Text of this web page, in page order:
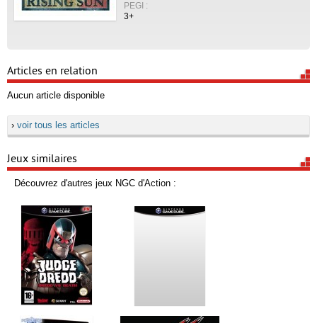
PEGI :
3+
Articles en relation
Aucun article disponible
› voir tous les articles
Jeux similaires
Découvrez d'autres jeux NGC d'Action :